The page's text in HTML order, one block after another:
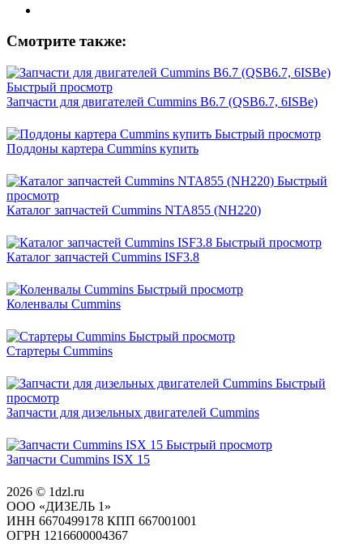
Смотрите также:
Быстрый просмотр
Запчасти для двигателей Cummins B6.7 (QSB6.7, 6ISBe)
Быстрый просмотр
Поддоны картера Cummins купить
Быстрый
просмотр
Каталог запчастей Cummins NTA855 (NH220)
Быстрый просмотр
Каталог запчастей Cummins ISF3.8
Быстрый просмотр
Коленвалы Cummins
Быстрый просмотр
Стартеры Cummins
Быстрый
просмотр
Запчасти для дизельных двигателей Cummins
Быстрый просмотр
Запчасти Cummins ISX 15
2026 © 1dzl.ru
ООО «ДИЗЕЛЬ 1»
ИНН 6670499178 КПП 667001001
ОГРН 1216600004367